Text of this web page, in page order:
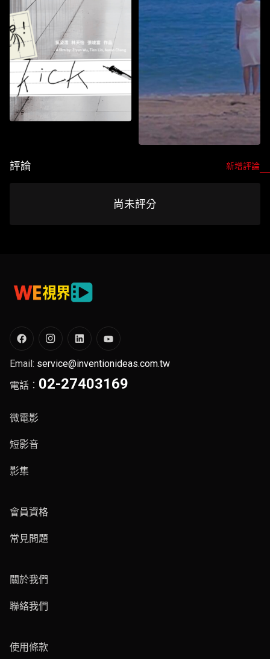
2026WE視界青年影片展映
評論 新增評論
尚未評分
Email: service@inventionideas.com.tw
電話： 02-27403169
微電影
短影音
影集
會員資格
常見問題
關於我們
聯絡我們
使用條款